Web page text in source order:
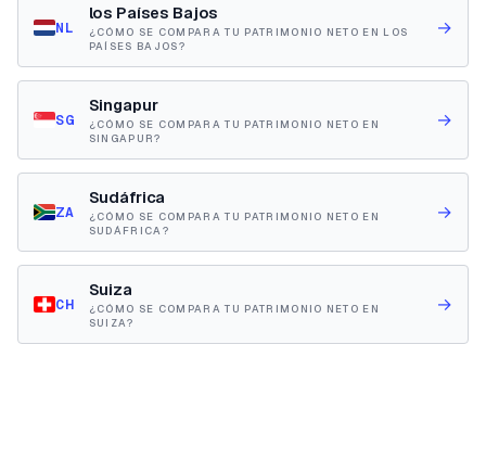
NL
los Países Bajos
¿CÓMO SE COMPARA TU PATRIMONIO NETO EN LOS
PAÍSES BAJOS?
→
SG
Singapur
¿CÓMO SE COMPARA TU PATRIMONIO NETO EN
SINGAPUR?
→
ZA
Sudáfrica
¿CÓMO SE COMPARA TU PATRIMONIO NETO EN
SUDÁFRICA?
→
CH
Suiza
¿CÓMO SE COMPARA TU PATRIMONIO NETO EN
SUIZA?
→